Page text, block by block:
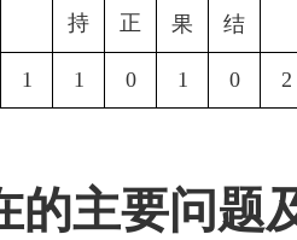
持
正
果
结
1 1 0 1 0 2
的主要问题